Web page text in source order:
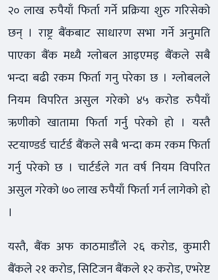
२० लाख रुपैयाँ फिर्ता गर्ने प्रक्रिया शुरु गरिसेको
छन् । राष्ट्र बैंकबाट साधारण सभा गर्ने अनुमति
पाएका बैंक मध्यै ग्लोबल आइएमइ बैंकले सबै
भन्दा बढी रकम फिर्ता गनु परेका छ । ग्लोबलले
नियम विपरित असुल गरेको ४५ करोड रुपैयाँ
ऋणीको खातामा फिर्ता गर्नु परेको हो । यस्तै
स्टयाण्डर्ड चार्टर्ड बैंकले सबै भन्दा कम रकम फिर्ता
गर्नु परेको छ । चार्टर्डले गत वर्ष नियम विपरित
असुल गरेको ७० लाख रुपैयाँ फिर्ता गर्न लागेको हो
।
यस्तै, बैंक अफ काठमाडौंले २६ करोड, कुमारी
बैंकले २१ करोड, सिटिजन बैंकले १२ करोड, एभरेष्ट